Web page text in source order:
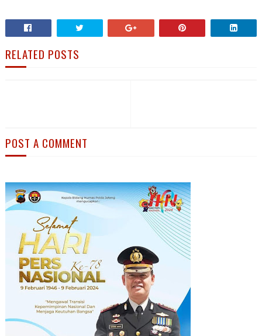
RELATED POSTS
POST A COMMENT